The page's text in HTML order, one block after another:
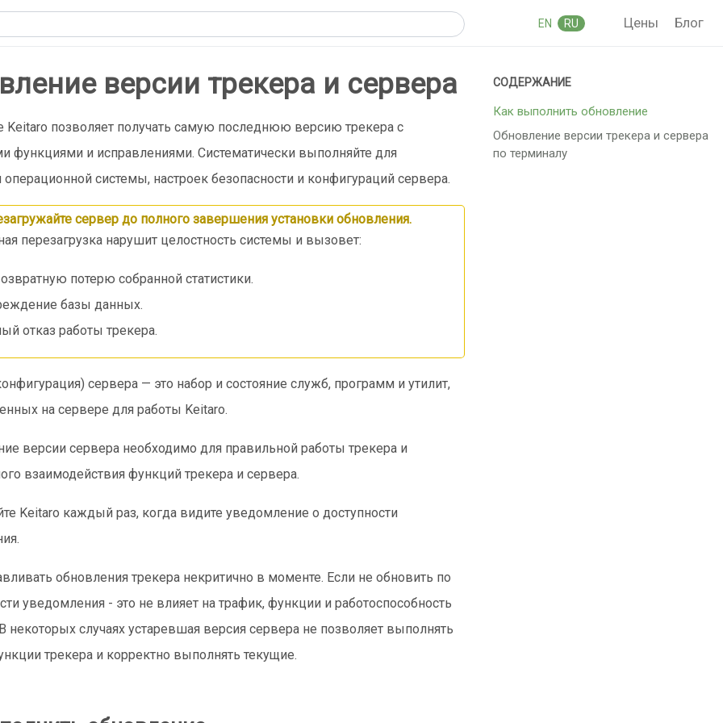
EN RU Цены Блог
версии трекера и сервера
Keitaro позволяет получать самую последнюю версию трекера с
функциями и исправлениями. Систематически выполняйте для
системы, настроек безопасности и конфигураций сервера.
сервер до полного завершения установки обновления.
перезагрузка нарушит целостность системы и вызовет:
потерю собранной статистики.
базы данных.
отказ работы трекера.
сервера — это набор и состояние служб, программ и утилит,
на сервере для работы Keitaro.
версии сервера необходимо для правильной работы трекера и
взаимодействия функций трекера и сервера.
Keitaro каждый раз, когда видите уведомление о доступности
обновления трекера некритично в моменте. Если не обновить по
уведомления - это не влияет на трафик, функции и работоспособность
некоторых случаях устаревшая версия сервера не позволяет выполнять
трекера и корректно выполнять текущие.
Как выполнить обновление
Обновление версии трекера и сервера
по терминалу